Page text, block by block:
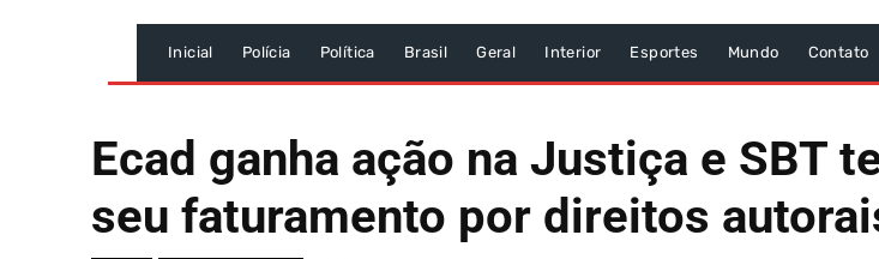
Inicial Polícia Política Brasil Geral Interior Esportes Mundo Contato
Ecad ganha ação na Justiça e SBT
seu faturamento por direitos